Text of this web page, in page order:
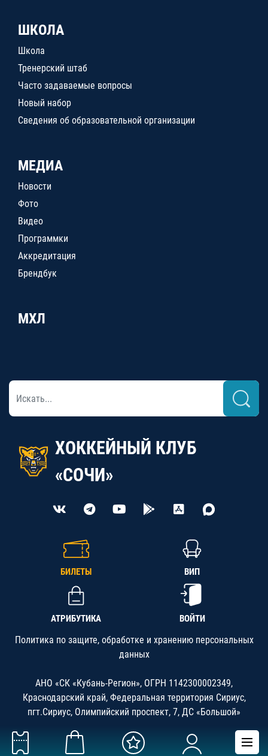
ШКОЛА
Школа
Тренерский штаб
Часто задаваемые вопросы
Новый набор
Сведения об образовательной организации
МЕДИА
Новости
Фото
Видео
Программки
Аккредитация
Брендбук
МХЛ
ХОККЕЙНЫЙ КЛУБ
«СОЧИ»
БИЛЕТЫ ВИП
АТРИБУТИКА ВОЙТИ
Политика по защите, обработке и хранению персональных
данных
АНО «СК «Кубань-Регион», ОГРН 1142300002349,
Краснодарский край, Федеральная территория Сириус,
пгт.Сириус, Олимпийский проспект, 7, ДС «Большой»